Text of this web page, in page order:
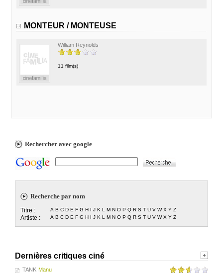
MONTEUR / MONTEUSE
William Reynolds
11 film(s)
Rechercher avec google
Recherche par nom
Titre : A B C D E F G H I J K L M N O P Q R S T U V W X Y Z
Artiste : A B C D E F G H I J K L M N O P Q R S T U V W X Y Z
Dernières critiques ciné
TANK Manu